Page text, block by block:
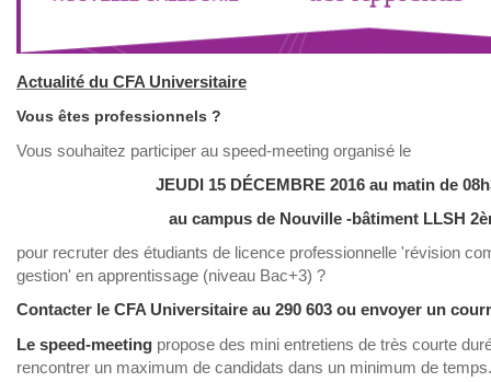
Actualité du CFA Universitaire
Vous êtes professionnels ?
Vous souhaitez participer au speed-meeting organisé le
JEUDI 15 DÉCEMBRE 2016 au matin de
au campus de Nouville -bâtiment LLSH
pour recruter des étudiants de licence professionnelle 'révision
gestion' en apprentissage (niveau Bac+3) ?
Contacter le CFA Universitaire au 290 603 ou envoyer un
Le speed-meeting propose des mini entretiens de très courte
rencontrer un maximum de candidats dans un minimum de temps.